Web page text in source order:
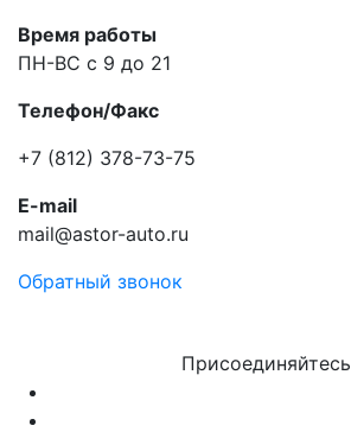
Время работы
ПН-ВС с 9 до 21
Телефон/Факс
+7 (812) 378-73-75
E-mail
mail@astor-auto.ru
Обратный звонок
Присоединяйтесь